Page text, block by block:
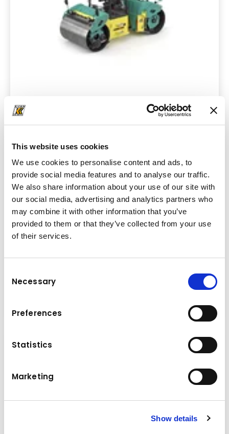
This website uses cookies
We use cookies to personalise content and ads, to
provide social media features and to analyse our traffic.
We also share information about your use of our site with
our social media, advertising and analytics partners who
may combine it with other information that you’ve
provided to them or that they’ve collected from your use
of their services.
Selection
Necessary
Preferences
Statistics
Marketing
Show details
Tandemhengerek